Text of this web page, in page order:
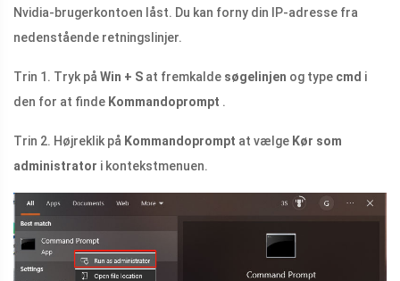
Nvidia-brugerkontoen låst. Du kan forny din IP-adresse fra
nedenstående retningslinjer.
Trin 1. Tryk på Win + S at fremkalde søgelinjen og type cmd i
den for at finde Kommandoprompt .
Trin 2. Højreklik på Kommandoprompt at vælge Kør som
administrator i kontekstmenuen.